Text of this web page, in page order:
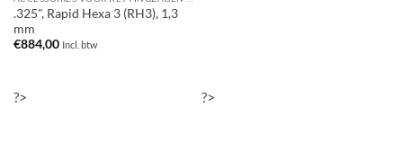
.325", Rapid Hexa 3 (RH3), 1,3
mm
€884,00 Incl. btw
?> ?>